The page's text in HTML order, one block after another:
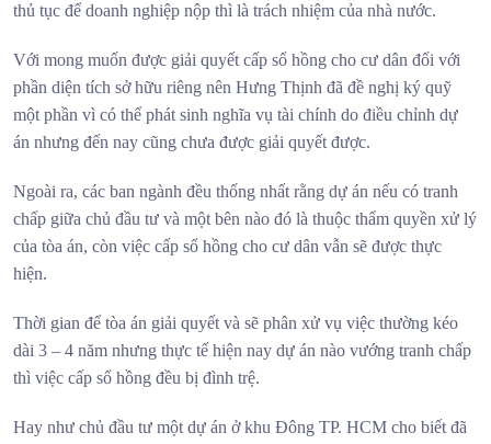
thủ tục để doanh nghiệp nộp thì là trách nhiệm của nhà nước.
Với mong muốn được giải quyết cấp sổ hồng cho cư dân đối với
phần diện tích sở hữu riêng nên Hưng Thịnh đã đề nghị ký quỹ
một phần vì có thể phát sinh nghĩa vụ tài chính do điều chỉnh dự
án nhưng đến nay cũng chưa được giải quyết được.
Ngoài ra, các ban ngành đều thống nhất rằng dự án nếu có tranh
chấp giữa chủ đầu tư và một bên nào đó là thuộc thẩm quyền xử lý
của tòa án, còn việc cấp sổ hồng cho cư dân vẫn sẽ được thực
hiện.
Thời gian để tòa án giải quyết và sẽ phân xử vụ việc thường kéo
dài 3 – 4 năm nhưng thực tế hiện nay dự án nào vướng tranh chấp
thì việc cấp sổ hồng đều bị đình trệ.
Hay như chủ đầu tư một dự án ở khu Đông TP. HCM cho biết đã